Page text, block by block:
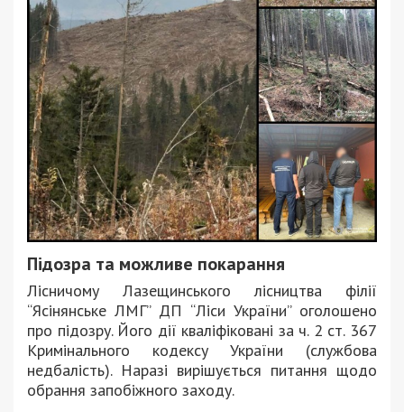
Підозра та можливе покарання
Лісничому Лазещинського лісництва філії
“Ясінянське ЛМГ” ДП “Ліси України” оголошено
про підозру. Його дії кваліфіковані за ч. 2 ст. 367
Кримінального кодексу України (службова
недбалість). Наразі вирішується питання щодо
обрання запобіжного заходу.